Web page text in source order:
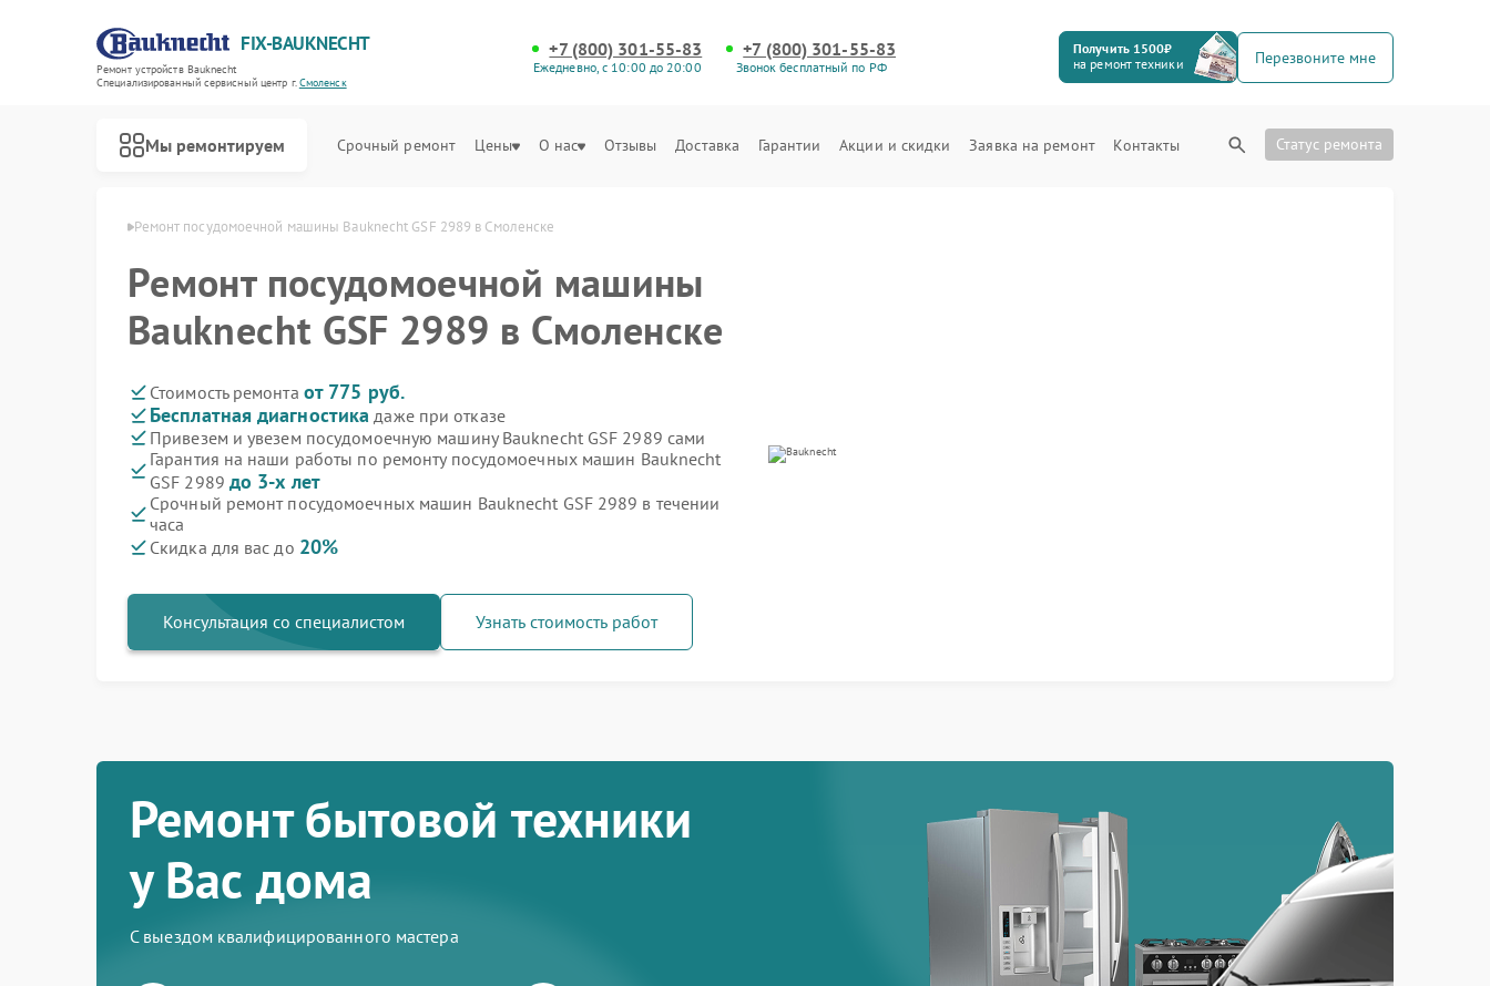
FIX-BAUKNECHT
Ремонт устройств Bauknecht
Специализированный cервисный центр г.Смоленск
+7 (800) 301-55-83
Ежедневно, с 10:00 до 20:00
+7 (800) 301-55-83
Звонок бесплатный по РФ
Получить 1500₽
на ремонт техники
Перезвоните мне
Мы ремонтируем Срочный ремонт Цены О нас Отзывы Доставка Гарантии Акции и скидки Заявка на ремонт Контакты Статус ремонта
Ремонт посудомоечной машины Bauknecht GSF 2989 в Смоленске
Ремонт посудомоечной машины
Bauknecht GSF 2989 в Смоленске
Стоимость ремонта от 775 руб.
Бесплатная диагностика даже при отказе
Привезем и увезем посудомоечную машину Bauknecht GSF 2989 сами
Гарантия на наши работы по ремонту посудомоечных машин Bauknecht
GSF 2989 до 3-х лет
Срочный ремонт посудомоечных машин Bauknecht GSF 2989 в течении
часа
Скидка для вас до 20%
Консультация со специалистом Узнать стоимость работ
Ремонт бытовой техники
у Вас дома
С выездом квалифицированного мастера